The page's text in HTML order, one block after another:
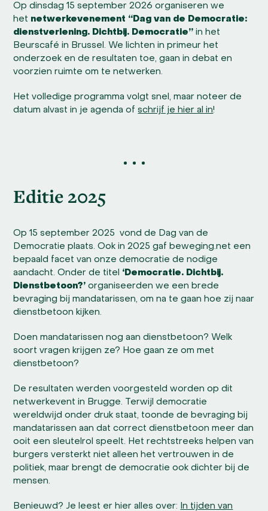
Op dinsdag 15 september 2026 organiseren we
het netwerkevenement “Dag van de Democratie:
dienstverlening. Dichtbij. Democratie”in het
Beurscafé in Brussel. We lichten in primeur het
onderzoek en de resultaten toe, gaan in debat en
voorzien ruimte om te netwerken.
Het volledige programma volgt snel, maar noteer de
datum alvast in je agenda ofschrijf je hier al in!
Editie 2025
Op 15 september 2025 vond de Dag van de
Democratie plaats. Ook in 2025 gaf beweging.net een
bepaald facet van onze democratie de nodige
aandacht. Onder de titel
‘Democratie. Dichtbij.
Dienstbetoon?’ organiseerden we een brede
bevraging bij mandatarissen, om na te gaan hoe zij naar
dienstbetoon kijken.
Doen mandatarissen nog aan dienstbetoon? Welk
soort vragen krijgen ze? Hoe gaan ze om met
dienstbetoon?
De resultaten werden voorgesteld worden op dit
netwerkevent in Brugge. Terwijl democratie
wereldwijd onder druk staat, toonde de bevraging bij
mandatarissen aan dat correct dienstbetoon meer dan
ooit een sleutelrol speelt. Het rechtstreeks helpen van
burgers versterkt niet alleen het vertrouwen in de
politiek, maar brengt de democratie ook dichter bij de
mensen.
Benieuwd? Je leest er hier alles over:
In tijden van